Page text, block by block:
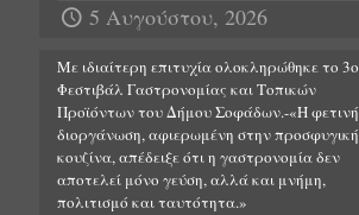
5 Αυγούστου, 2026
Με ιδιαίτερη επιτυχία ολοκληρώθηκε το 3ο
Φεστιβάλ Γαστρονομίας και Τοπικών
Προϊόντων του Δήμου Σοφάδων.-«Η φετινή
διοργάνωση, αφιερωμένη στην προσφυγική
κουζίνα, απέδειξε ότι η γαστρονομία δεν
αποτελεί μόνο γεύση, αλλά και μνήμη,
πολιτισμό και ταυτότητα.»